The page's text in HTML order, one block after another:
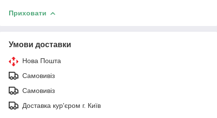
Приховати
Умови доставки
Нова Пошта
Самовивіз
Самовивіз
Доставка кур'єром г. Київ